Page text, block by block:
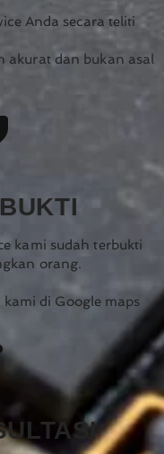
Anda secara teliti
akurat dan bukan asal
kami sudah terbukti
orang.
di Google maps